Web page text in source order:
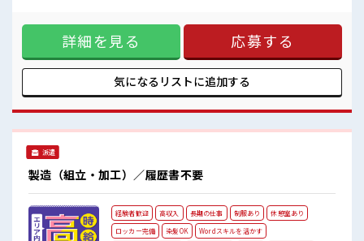
休憩時間にゆっくりできるスペース完備！
ほどよく稼げます♪ ≪モチベーションもUP≫ 派手過ぎなけれ
ば髪型や髪色自由♪ (規定有)≪機能的な制服アリ≫ 制服があ
るので、 毎日の服装の悩み解消♪ ≪収入アップを目指せる≫
高時給だらけの派遣のお仕事です！ ■職場の雰囲気 少人数の
職場だから一緒に働く仲間との距離もグッと近い！ 髪型にこ
だわりのあるアナタは必見！ 髪型自由な職場！ 休憩時間にゆ
詳細を見る 応募する
気になるリストに追加する
派遣
製造（組立・加工）／履歴書不要
経験者歓迎 高収入 長期の仕事 制服あり
休憩室あり
ロッカー完備
染髪OK
Wordスキルを活かす